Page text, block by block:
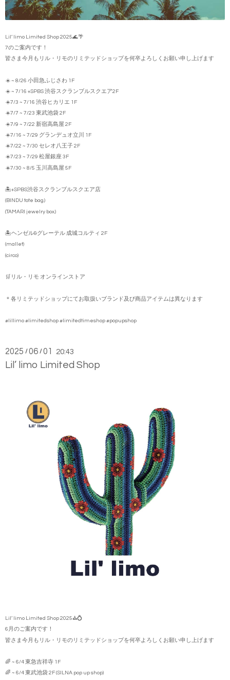
Lil’ limo Limited Shop 2025🌊🌴
7のご案内です！
皆さま今月もリル・リモのリミテッドショップを何卒よろしくお願い申し上げます
☀️ ~ 8/26 小田急ふじさわ 1F
☀️ ~ 7/16 +SPBS 渋谷スクランブルスクエア2F
☀️7/3 ~ 7/16 渋谷ヒカリエ 1F
☀️7/7 ~ 7/23 東武池袋 2F
☀️7/9 ~ 7/22 新宿高島屋 2F
☀️7/16 ~ 7/29 グランデュオ立川 1F
☀️7/22 ~ 7/30 セレオ八王子 2F
☀️7/23 ~ 7/29 松屋銀座 3F
☀️7/30 ~ 8/5 玉川高島屋 5F
🏝️+SPBS渋谷スクランブルスクエア店
(BINDU tote bag.)
(TAMARI jewelry box.)
🏝️ヘンゼル&グレーテル 成城コルティ 2F
(mallet)
(circo)
🛒リル・リモ オンラインストア
＊各リミテッドショップにてお取扱いブランド及び商品アイテムは異なります
#lillimo #limitedshop #limitedtimeshop #popupshop
2025 /06 /01 20:43
Lil’ limo Limited Shop
Lil’ limo Limited Shop 2025⛪️💍
6月のご案内です！
皆さま今月もリル・リモのリミテッドショップを何卒よろしくお願い申し上げます
🌈 ~ 6/4 東急吉祥寺 1F
🌈 ~ 6/4 東武池袋 2F (SILNA pop up shop)